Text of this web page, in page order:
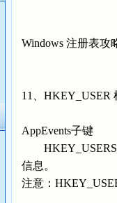
Windows 注册表攻
11、HKEY_USER
AppEvents子键
HKEY_USERS
信息。
注意：